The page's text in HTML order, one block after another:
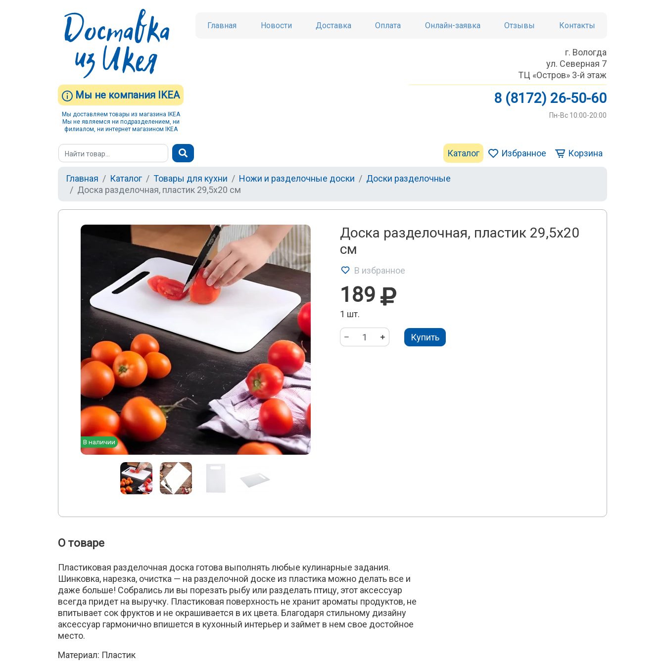
Мы не компания IKEA
Мы доставляем товары из магазина IKEA
Мы не являемся ни подразделением, ни
филиалом, ни интернет магазином IKEA
Главная Новости Доставка Оплата Онлайн-заявка Отзывы Контакты
г. Вологда
ул. Северная 7
ТЦ «Остров» 3-й этаж
8 (8172) 26-50-60
Пн-Вс 10:00-20:00
Каталог Избранное Корзина
Главная Каталог Товары для кухни Ножи и разделочные доски
Доски разделочные
Доска разделочная, пластик 29,5x20 см
В наличии
Доска разделочная, пластик 29,5x20
см
В избранное
189
1 шт.
Купить
О товаре
Пластиковая разделочная доска готова выполнять любые кулинарные задания.
Шинковка, нарезка, очистка — на разделочной доске из пластика можно делать все и
даже больше! Собрались ли вы порезать рыбу или разделать птицу, этот аксессуар
всегда придет на выручку. Пластиковая поверхность не хранит ароматы продуктов, не
впитывает сок фруктов и не окрашивается в их цвета. Благодаря стильному дизайну
аксессуар гармонично впишется в кухонный интерьер и займет в нем свое достойное
место.
Материал: Пластик